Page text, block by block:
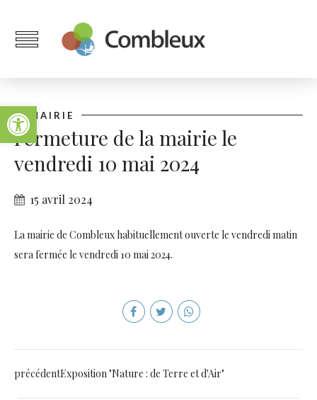
Ouvrir la barre d’outils
MAIRIE
Fermeture de la mairie le
vendredi 10 mai 2024
15 avril 2024
La mairie de Combleux habituellement ouverte le vendredi matin
sera fermée le vendredi 10 mai 2024.
précédentExposition "Nature : de Terre et d'Air"